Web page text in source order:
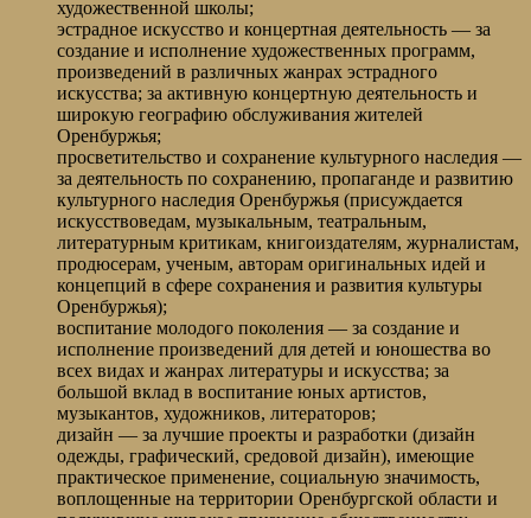
художественной школы;
эстрадное искусство и концертная деятельность — за
создание и исполнение художественных программ,
произведений в различных жанрах эстрадного
искусства; за активную концертную деятельность и
широкую географию обслуживания жителей
Оренбуржья;
просветительство и сохранение культурного наследия —
за деятельность по сохранению, пропаганде и развитию
культурного наследия Оренбуржья (присуждается
искусствоведам, музыкальным, театральным,
литературным критикам, книгоиздателям, журналистам,
продюсерам, ученым, авторам оригинальных идей и
концепций в сфере сохранения и развития культуры
Оренбуржья);
воспитание молодого поколения — за создание и
исполнение произведений для детей и юношества во
всех видах и жанрах литературы и искусства; за
большой вклад в воспитание юных артистов,
музыкантов, художников, литераторов;
дизайн — за лучшие проекты и разработки (дизайн
одежды, графический, средовой дизайн), имеющие
практическое применение, социальную значимость,
воплощенные на территории Оренбургской области и